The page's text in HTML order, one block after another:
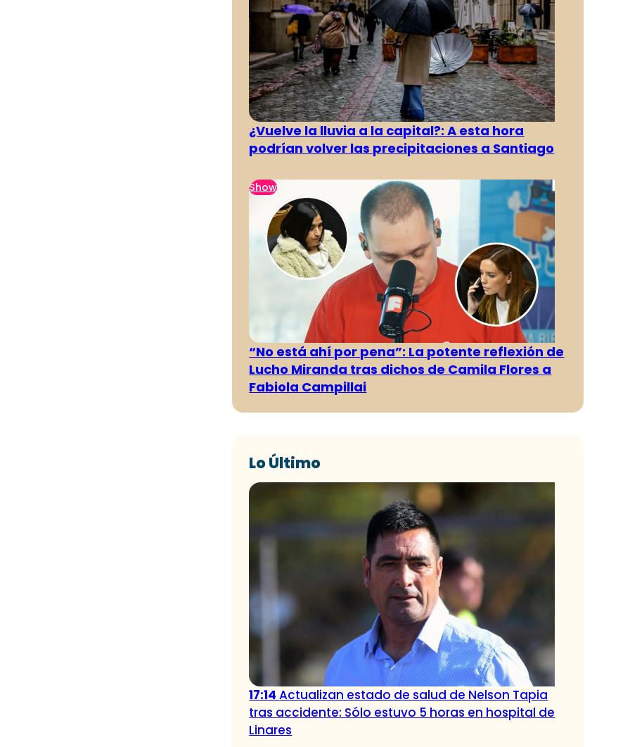
¿Vuelve la lluvia a la capital?: A esta hora
podrían volver las precipitaciones a Santiago
Show
“No está ahí por pena”: La potente reflexión de
Lucho Miranda tras dichos de Camila Flores a
Fabiola Campillai
Lo Último
17:14Actualizan estado de salud de Nelson Tapia
tras accidente: Sólo estuvo 5 horas en hospital de
Linares